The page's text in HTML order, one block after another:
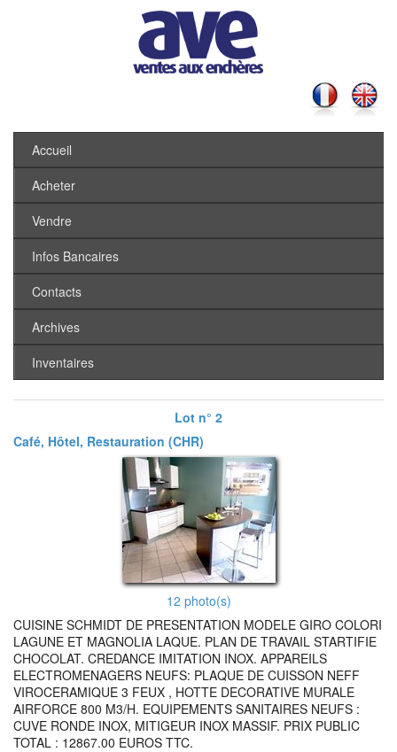
Accueil
Acheter
Vendre
Infos Bancaires
Contacts
Archives
Inventaires
Lot n° 2
Café, Hôtel, Restauration (CHR)
12 photo(s)
CUISINE SCHMIDT DE PRESENTATION MODELE GIRO COLORI
LAGUNE ET MAGNOLIA LAQUE. PLAN DE TRAVAIL STARTIFIE
CHOCOLAT. CREDANCE IMITATION INOX. APPAREILS
ELECTROMENAGERS NEUFS: PLAQUE DE CUISSON NEFF
VIROCERAMIQUE 3 FEUX , HOTTE DECORATIVE MURALE
AIRFORCE 800 M3/H. EQUIPEMENTS SANITAIRES NEUFS :
CUVE RONDE INOX, MITIGEUR INOX MASSIF. PRIX PUBLIC
TOTAL : 12867.00 EUROS TTC.